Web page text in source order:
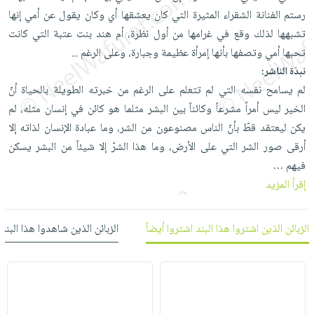
العناية
بالأسنان
الحمية
والتغذية
أدوات
المائدة
الأوعية
والتخزين
أدوات
المطبخ
الأكثر
مبيعاً
العودة
للمدارس
اكسسوارات
كتب
اكسسوارات
منزلية
اكسسوارات
ملابس
مطرزات
حقائب
حلي
شحن
مجاني
بنود
مختارة
اشتراكات
كل
الاشتراكات
صندوق
القراءة
iKitab
بلا
حدود
بحث
متقدم
عن
الشركة
رستم الفنانة الشقراء المثيرة التي كان يعشقها أي وكان يقول عن أمي إنها
تشبهها لذلك وقع في غرامها من أول نظرة، أم هند بنت عتبة التي كانت
تحبها أمي وتصفها بأنها إمرأة عظيمة وجبارة، وعلى الرغم...
نبذة الناشر:
لم يسامح نفسه التي لم تتعلم على الرغم من خبرته الطويلة بالحياة أنّ
الخير ليس أمراً مشرعاً وكائناً بين البشر مثلما هو كائن في إنسان مثله، لم
يكن ليعتقد قطّ بأنّ الناس مصنوعون من الشر، وما عبادة الإنسان لذاته إلا
أرقى صور الشر التي على الأرض، وما هذا الشرّ إلا شيئاً من البشر يسكن
فيهم …
إقرأ المزيد
الزبائن الذين اشتروا هذا البند اشتروا أيضاً الزبائن الذين شاهدوا هذا